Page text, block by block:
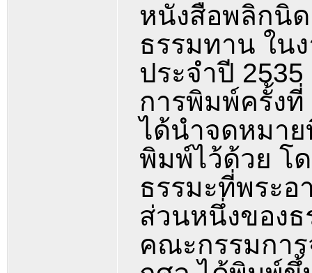
หนังสือพลิกนิ
ธรรมทาน ใน
ประจำปี
การพิมพ์ครั้งที่
ได้นำจดหมาย
พิมพ์ไว้ด้วย โ
ธรรมะที่พระอ
ส่วนหนึ่งของ
คณะกรรมกา